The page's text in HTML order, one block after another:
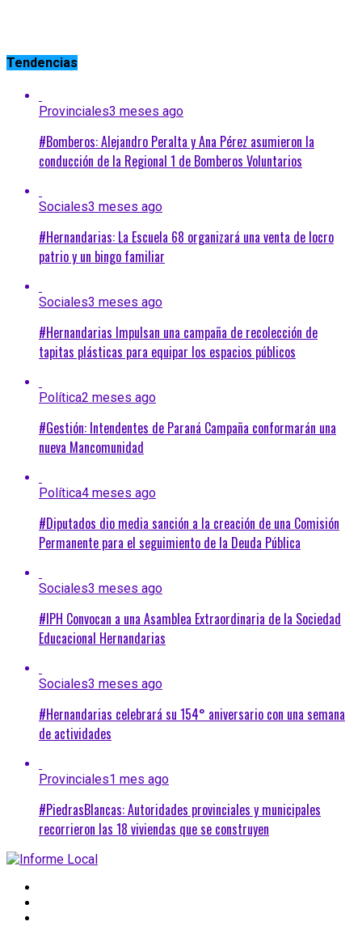
Tendencias
Provinciales3 meses ago
#Bomberos: Alejandro Peralta y Ana Pérez asumieron la
conducción de la Regional 1 de Bomberos Voluntarios
Sociales3 meses ago
#Hernandarias: La Escuela 68 organizará una venta de locro
patrio y un bingo familiar
Sociales3 meses ago
#Hernandarias Impulsan una campaña de recolección de
tapitas plásticas para equipar los espacios públicos
Política2 meses ago
#Gestión: Intendentes de Paraná Campaña conformarán una
nueva Mancomunidad
Política4 meses ago
#Diputados dio media sanción a la creación de una Comisión
Permanente para el seguimiento de la Deuda Pública
Sociales3 meses ago
#IPH Convocan a una Asamblea Extraordinaria de la Sociedad
Educacional Hernandarias
Sociales3 meses ago
#Hernandarias celebrará su 154° aniversario con una semana
de actividades
Provinciales1 mes ago
#PiedrasBlancas: Autoridades provinciales y municipales
recorrieron las 18 viviendas que se construyen